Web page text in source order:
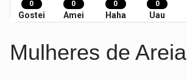
0
Gostei
0
Amei
0
Haha
0
Uau
Mulheres de Areia